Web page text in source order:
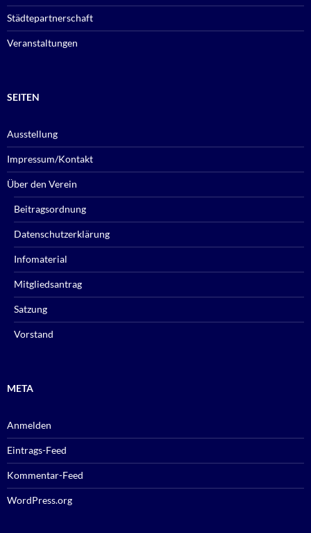
Städtepartnerschaft
Veranstaltungen
SEITEN
Ausstellung
Impressum/Kontakt
Über den Verein
Beitragsordnung
Datenschutzerklärung
Infomaterial
Mitgliedsantrag
Satzung
Vorstand
META
Anmelden
Eintrags-Feed
Kommentar-Feed
WordPress.org